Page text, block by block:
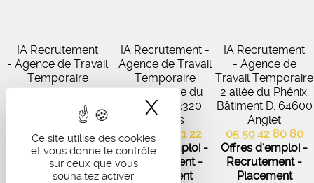
Ce site utilise des cookies
et vous donne le contrôle
sur ceux que vous
souhaitez activer
X Masquer le
IA Recrutement
- Agence de Travail
Temporaire
27 Avenue de
Virecourt, 33370
Artigues-près-
Bordeaux
05 56 67 48 57
Offres d'emploi -
Recrutement -
IA Recrutement -
Agence de Travail
Temporaire
102 Avenue du
Médoc, 33320
Eysines
05 56 45 21 22
Offres d'emploi -
Recrutement -
Placement
IA Recrutement
- Agence de
Travail Temporaire
2 allée du Phénix,
Bâtiment D, 64600
Anglet
05 59 42 80 80
Offres d'emploi -
Recrutement -
Placement